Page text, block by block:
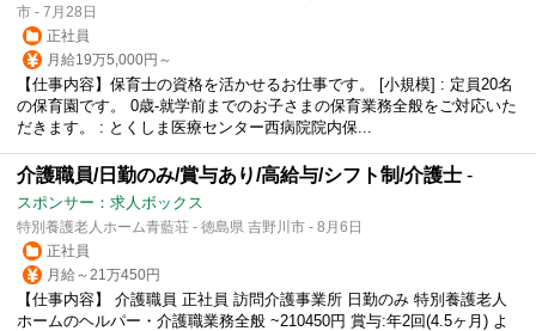
市 - 7月28日
正社員
月給19万5,000円～
【仕事内容】保育士の資格を活かせるお仕事です。 [小規模] : 定員20名
の保育園です。 0歳‐就学前までのお子さまの保育業務全般をご対応いた
だきます。 : とくしま医療センター西病院院内保...
介護職員/日勤のみ/賞与あり/高給与/シフト制/介護士 -
スポンサー：求人ボックス
特別養護老人ホーム青藍荘 - 徳島県 吉野川市 - 8月6日
正社員
月給～21万450円
【仕事内容】 介護職員 正社員 訪問介護事業所 日勤のみ 特別養護老人
ホームのヘルパー・介護職業務全般 ~210450円 賞与:年2回(4.5ヶ月) よ